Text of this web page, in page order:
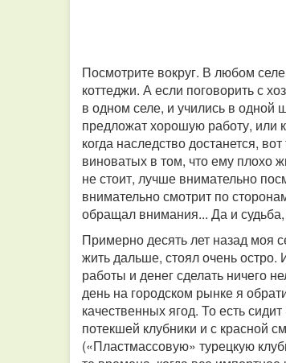
Посмотрите вокруг. В любом
коттеджи. А если поговорить с
в одном селе, и учились в одной
предложат хорошую работу, или
когда наследство достанется,
виноватых в том, что ему плохо
не стоит, лучше внимательно
внимательно смотрит по
обращал внимания... Да и
Примерно десять лет назад моя
жить дальше, стоял очень остро.
работы и денег сделать ничего
день на городском рынке я
качественных ягод. То есть
потекшей клубники и с красной
(«Пластмассовую» турецкую